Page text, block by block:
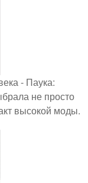
- Паука:
не просто
высокой моды.